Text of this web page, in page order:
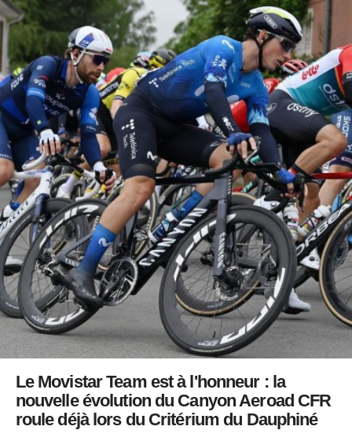
Le Movistar Team est à l'honneur : la
nouvelle évolution du Canyon Aeroad CFR
roule déjà lors du Critérium du Dauphiné